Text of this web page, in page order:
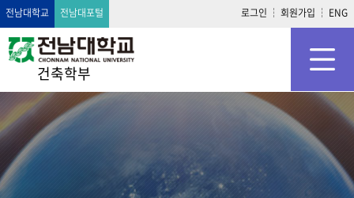
전남대학교 전남대포털 로그인 회원가입 ENG
건축학부